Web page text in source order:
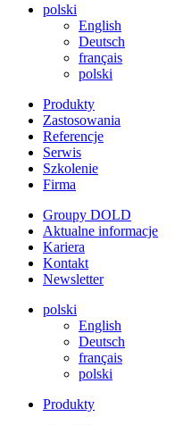
polski
English
Deutsch
français
polski
Produkty
Zastosowania
Referencje
Serwis
Szkolenie
Firma
Groupy DOLD
Aktualne informacje
Kariera
Kontakt
Newsletter
polski
English
Deutsch
français
polski
Produkty